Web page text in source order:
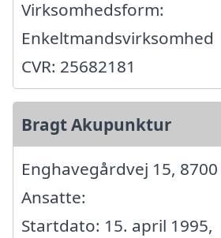
Virksomhedsform:
Enkeltmandsvirksomhed
CVR: 25682181
Bragt Akupunktur
Enghavegårdvej 15,
Ansatte:
Startdato: 15. april 1995,